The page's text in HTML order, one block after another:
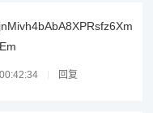
回复